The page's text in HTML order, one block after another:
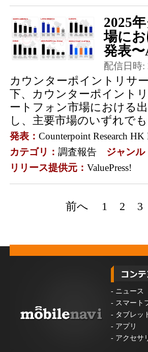
2025
場に
発表〜
配信日時:
カウンターポイントリサー
下、カウンターポイント
ートフォン市場における
し、主要市場のいずれで
発表： Counterpoint Research
カテゴリ： 調査報告 ジャンル
リリース提供元： ValuePress!
前へ 1 2 3
- ニュース
- スマート
- タブレッ
- アプリ
- アクセサ